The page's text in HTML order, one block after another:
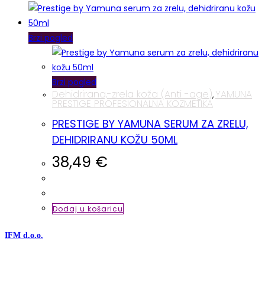
Brzi pogled
Brzi pogled
Dehidrirana,-zrela koža (Anti -age), YAMUNA
PRESTIGE PROFESIONALNA KOZMETIKA
PRESTIGE BY YAMUNA SERUM ZA ZRELU,
DEHIDRIRANU KOŽU 50ML
38,49 €
Dodaj u košaricu
IFM d.o.o.